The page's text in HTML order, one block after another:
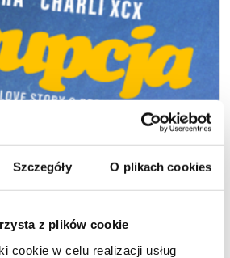
Szczegóły O plikach cookies
z plików cookie
cookie w celu realizacji usług